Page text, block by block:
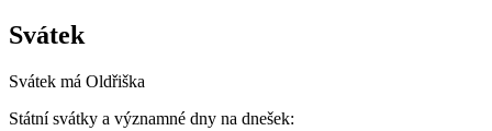
Svátek
Svátek má Oldřiška
Státní svátky a významné dny na dnešek: